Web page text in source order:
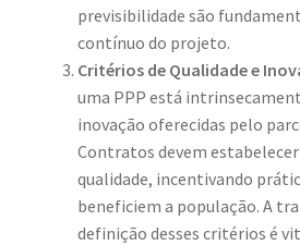
previsibilidade são
contínuo do projeto.
Critérios de Qualidade e
uma PPP está
inovação oferecidas pelo
Contratos devem
qualidade, incentivando
beneficiem a população. A
definição desses critérios é